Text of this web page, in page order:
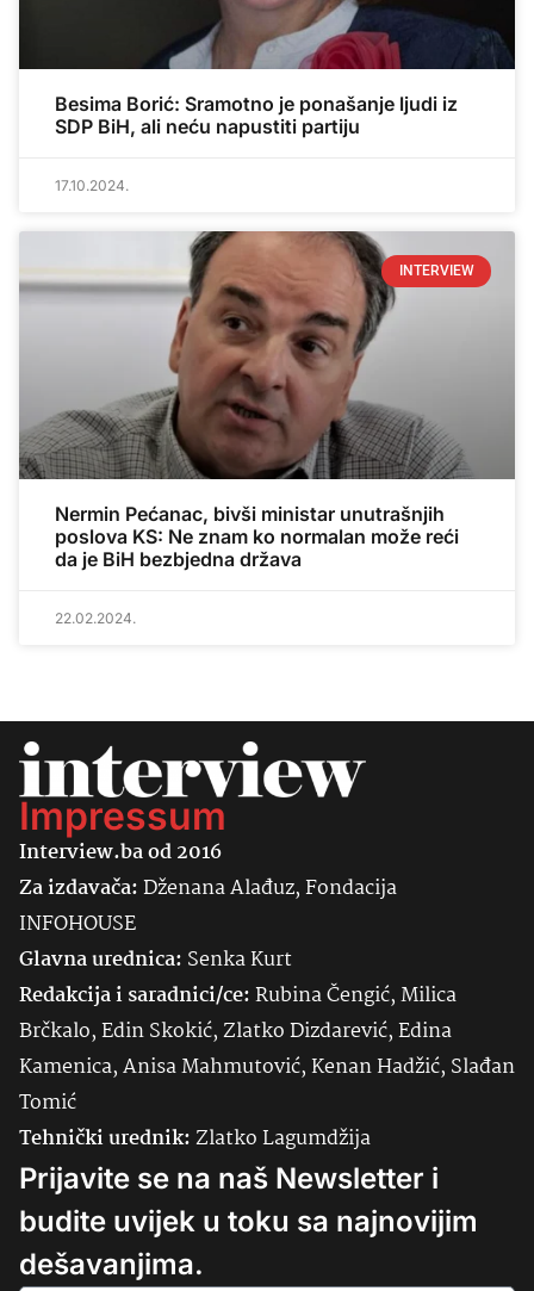
Besima Borić: Sramotno je ponašanje ljudi iz
SDP BiH, ali neću napustiti partiju
17.10.2024.
INTERVIEW
Nermin Pećanac, bivši ministar unutrašnjih
poslova KS: Ne znam ko normalan može reći
da je BiH bezbjedna država
22.02.2024.
Impressum
Interview.ba od 2016
Za izdavača:Dženana Alađuz, Fondacija
INFOHOUSE
Glavna urednica: SenkaKurt
Redakcija i saradnici/ce:Rubina Čengić, Milica
Brčkalo, Edin Skokić, Zlatko Dizdarević, Edina
Kamenica, Anisa Mahmutović, Kenan Hadžić, Slađan
Tomić
Tehnički urednik:Zlatko Lagumdžija
Prijavite se na naš Newsletter i
budite uvijek u toku sa najnovijim
dešavanjima.